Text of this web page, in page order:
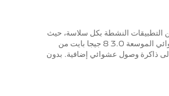
التطبيقات النشطة بكل سلاسة، حيث
تحوّل ذاكرة الوصول العشوائي الموسعة 3.0 8 جيجا بايت من
ذاكرة وصول عشوائي إضافية. بدون